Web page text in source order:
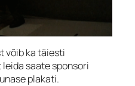
võib ka täiesti
saate sponsori
plakati.